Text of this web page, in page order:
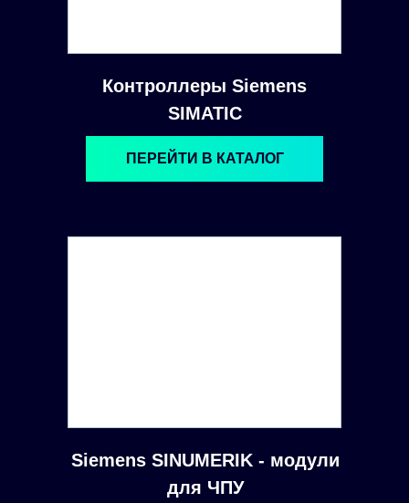
Контроллеры Siemens
SIMATIC
Siemens SINUMERIK - модули
для ЧПУ
ПЕРЕЙТИ В КАТАЛОГ